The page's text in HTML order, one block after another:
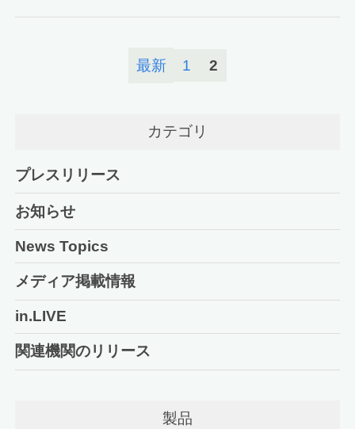
最新 1 2
カテゴリ
プレスリリース
お知らせ
News Topics
メディア掲載情報
in.LIVE
関連機関のリリース
製品